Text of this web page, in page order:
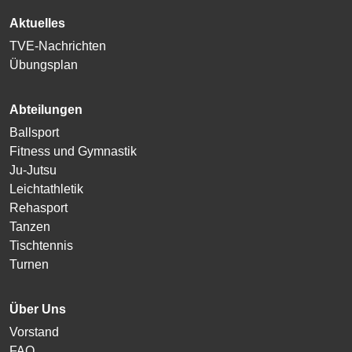
Aktuelles
TVE-Nachrichten
Übungsplan
Abteilungen
Ballsport
Fitness und Gymnastik
Ju-Jutsu
Leichtathletik
Rehasport
Tanzen
Tischtennis
Turnen
Über Uns
Vorstand